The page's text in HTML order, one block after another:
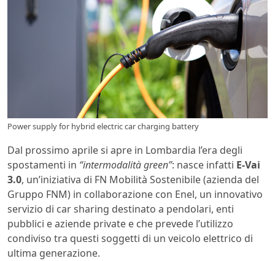
Power supply for hybrid electric car charging battery
Dal prossimo aprile si apre in Lombardia l’era degli
spostamenti in “intermodalità green”: nasce infatti E-Vai
3.0, un’iniziativa di FN Mobilità Sostenibile (azienda del
Gruppo FNM) in collaborazione con Enel, un innovativo
servizio di car sharing destinato a pendolari, enti
pubblici e aziende private e che prevede l’utilizzo
condiviso tra questi soggetti di un veicolo elettrico di
ultima generazione.